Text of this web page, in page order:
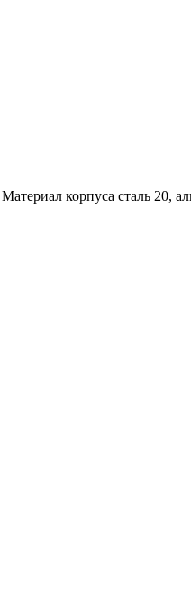
корпуса сталь 20,